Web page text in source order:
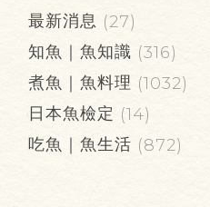
最新消息 (27)
知魚｜魚知識 (316)
煮魚｜魚料理 (1032)
日本魚檢定 (14)
吃魚｜魚生活 (872)